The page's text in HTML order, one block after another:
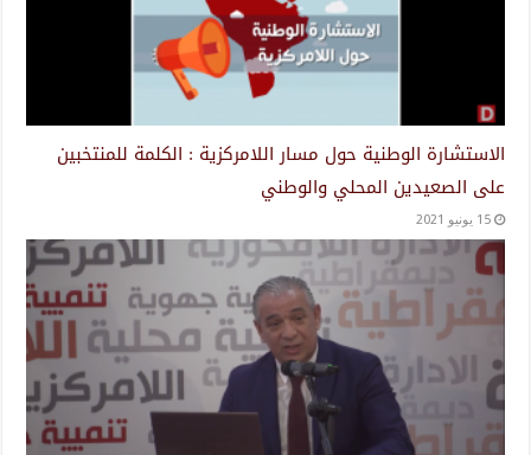
الاستشارة الوطنية حول مسار اللامركزية : الكلمة للمنتخبين
على الصعيدين المحلي والوطني
15 يونيو 2021